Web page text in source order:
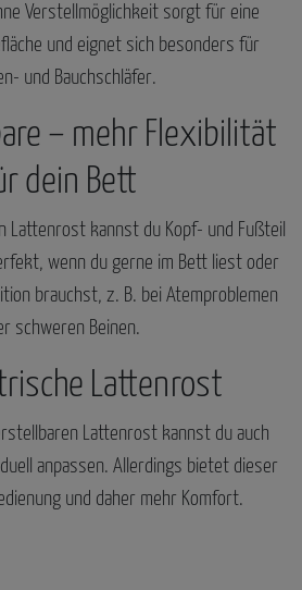
Verstellmöglichkeit sorgt für eine
und eignet sich besonders für
und Bauchschläfer.
– mehr Flexibilität
dein Bett
Lattenrost kannst du Kopf- und Fußteil
wenn du gerne im Bett liest oder
brauchst, z. B. bei Atemproblemen
schweren Beinen.
Lattenrost
Lattenrost kannst du auch
anpassen. Allerdings bietet dieser
und daher mehr Komfort.